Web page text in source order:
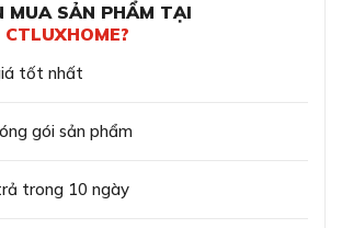
MUA SẢN PHẨM TẠI
CTLUXHOME?
tốt nhất
gói sản phẩm
trong 10 ngày